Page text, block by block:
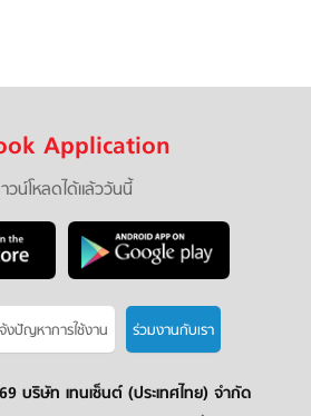
Application
วน์โหลดได้แล้ววันนี้
จ้งปัญหาการใช้งาน ร่วมงานกับเรา
บริษัท เทนเซ็นต์ (ประเทศไทย) จำกัด